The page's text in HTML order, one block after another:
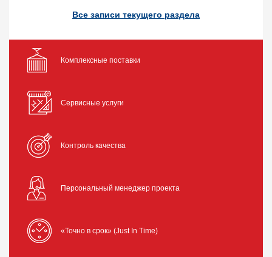
Все записи текущего раздела
Комплексные поставки
Сервисные услуги
Контроль качества
Персональный менеджер проекта
«Точно в срок» (Just In Time)